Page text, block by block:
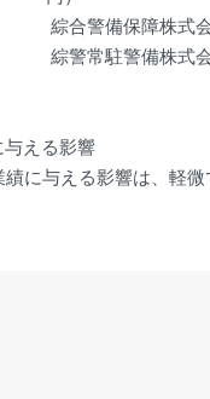
綜合警備保障株式
綜警常駐警備株式
える影響
に与える影響は、軽微